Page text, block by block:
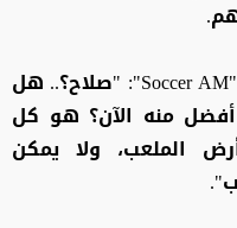
وقال ماني، خلال حواره لبرنامج "Soccer AM": "صلاح؟.. هل
منه الآن؟ هو كل
الملعب، ولا يمكن